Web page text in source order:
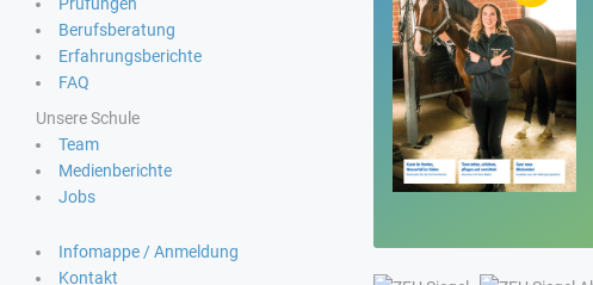
Berufsberatung
Erfahrungsberichte
FAQ
Unsere Schule
Team
Medienberichte
Jobs
Infomappe / Anmeldung
Kontakt